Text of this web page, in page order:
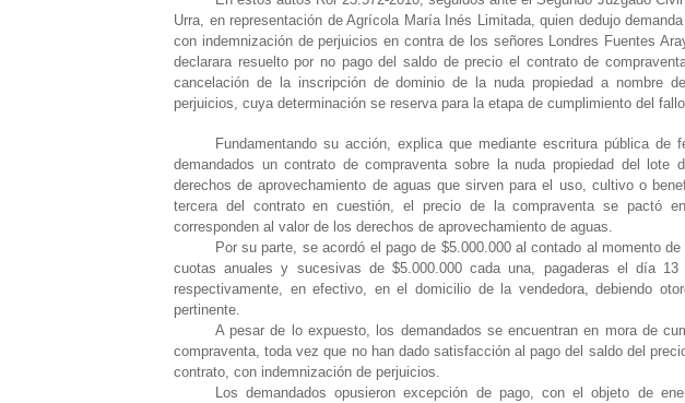
Urra, en representación de Agrícola María Inés Limitada, quien dedujo
con indemnización de perjuicios en contra de los señores Londres Fuentes
declarara resuelto por no pago del saldo de precio el contrato de
cancelación de la inscripción de dominio de la nuda propiedad a nombre
perjuicios, cuya determinación se reserva para la etapa de cumplimiento del
Fundamentando su acción, explica que mediante escritura pública
demandados un contrato de compraventa sobre la nuda propiedad del
derechos de aprovechamiento de aguas que sirven para el uso, cultivo o
tercera del contrato en cuestión, el precio de la compraventa se pactó
corresponden al valor de los derechos de aprovechamiento de aguas.
Por su parte, se acordó el pago de $5.000.000 al contado al momento
cuotas anuales y sucesivas de $5.000.000 cada una, pagaderas el día
respectivamente, en efectivo, en el domicilio de la vendedora, debiendo
pertinente.
A pesar de lo expuesto, los demandados se encuentran en mora de
compraventa, toda vez que no han dado satisfacción al pago del saldo del
contrato, con indemnización de perjuicios.
Los demandados opusieron excepción de pago, con el objeto de